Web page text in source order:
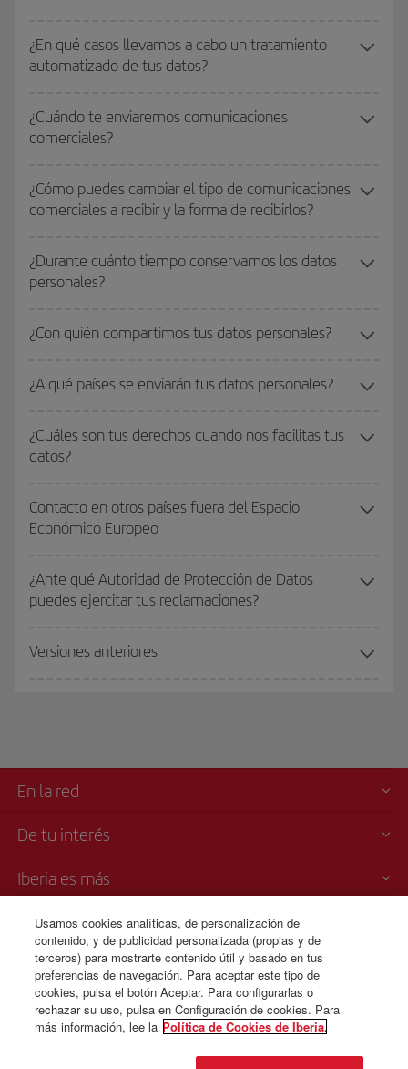
¿En qué casos llevamos a cabo un tratamiento
automatizado de tus datos?
¿Cuándo te enviaremos comunicaciones
comerciales?
¿Cómo puedes cambiar el tipo de comunicaciones
comerciales a recibir y la forma de recibirlos?
¿Durante cuánto tiempo conservamos los datos
personales?
¿Con quién compartimos tus datos personales?
¿A qué países se enviarán tus datos personales?
¿Cuáles son tus derechos cuando nos facilitas tus
datos?
Contacto en otros países fuera del Espacio
Económico Europeo
¿Ante qué Autoridad de Protección de Datos
puedes ejercitar tus reclamaciones?
Versiones anteriores
En la red
De tu interés
Iberia es más
Transparencia
Venta telefónica
+213 983 200 128
Usamos cookies analíticas, de personalización de
contenido, y de publicidad personalizada (propias y de
terceros) para mostrarte contenido útil y basado en tus
preferencias de navegación. Para aceptar este tipo de
cookies, pulsa el botón Aceptar. Para configurarlas o
rechazar su uso, pulsa en Configuración de cookies. Para
más información, lee la Política de Cookies de Iberia.